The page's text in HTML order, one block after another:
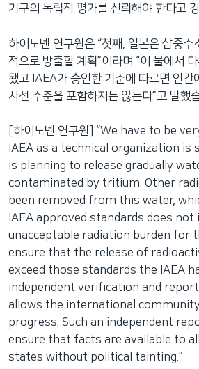
기구의 독립적 평가를 신뢰해야 한다고
하이노넨 연구원은 “첫째, 일본은 삼중수
적으로 방출할 계획”이라며 “이 물에서
됐고 IAEA가 승인한 기준에 따르면 인간
사선 수준을 포함하지는 않는다”고 말했
[하이노넨 연구원] “We have to be
IAEA as a technical organization is
is planning to release gradually
contaminated by tritium. Other
been removed from this water,
IAEA approved standards does not
unacceptable radiation burden for
ensure that the release of
exceed those standards the IAEA
independent verification and
allows the international
progress. Such an independent
ensure that facts are available to
states without political tainting.”